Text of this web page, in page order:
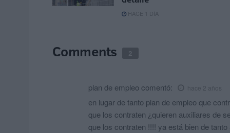
HACE 1 DÍA
Comments 2
plan de empleo comentó: hace 2 años
en lugar de tanto plan de empleo que
que los contraten ¿quieren auxiliares de
que los contraten !!!! ya está bien de